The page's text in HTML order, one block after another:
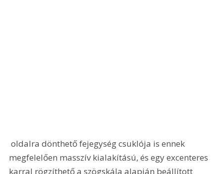
oldalra dönthető fejegység csuklója is ennek
megfelelően masszív kialakítású, és egy excenteres
karral rögzíthető a szögskála alapján beállított